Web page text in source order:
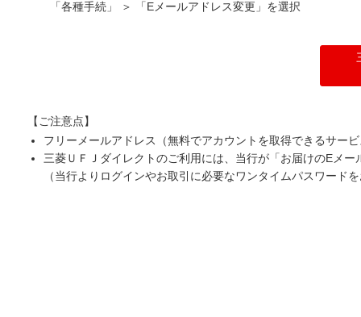
「各種手続」 ＞ 「Eメールアドレス変更」を選択
【ご注意点】
フリーメールアドレス（無料でアカウントを取得できるサー
三菱ＵＦＪダイレクトのご利用には、当行が「お届けのEメ
（当行よりログインやお取引に必要なワンタイムパスワード